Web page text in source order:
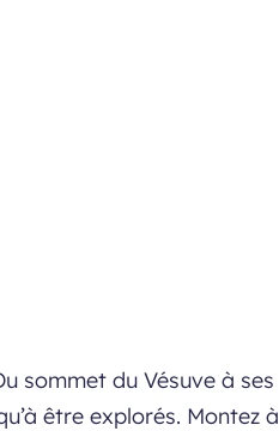
sommet du Vésuve à ses
être explorés. Montez à